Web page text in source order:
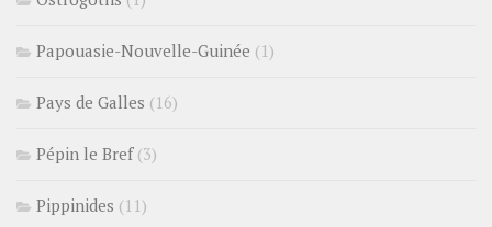
Papouasie-Nouvelle-Guinée (1)
Pays de Galles (16)
Pépin le Bref(3)
Pippinides (11)